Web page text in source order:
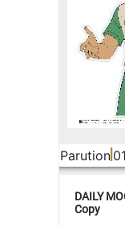
Parution
DAILY
Copy